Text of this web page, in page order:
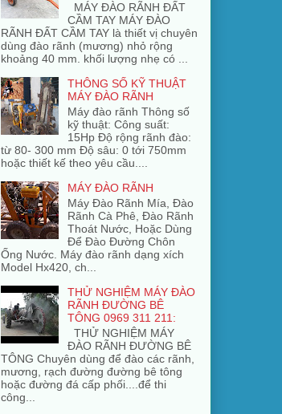
MÁY ĐÀO RÃNH ĐẤT
CẦM TAY MÁY ĐÀO
RÃNH ĐẤT CẦM TAY là thiết vị chuyên
dùng đào rãnh (mương) nhỏ rộng
khoảng 40 mm. khối lượng nhẹ có ...
THÔNG SỐ KỸ THUẬT
MÁY ĐÀO RÃNH
Máy đào rãnh Thông số
kỹ thuật: Công suất:
15Hp Độ rộng rãnh đào:
từ 80- 300 mm Độ sâu: 0 tới 750mm
hoặc thiết kế theo yêu cầu....
MÁY ĐÀO RÃNH
Máy Đào Rãnh Mía, Đào
Rãnh Cà Phê, Đào Rãnh
Thoát Nước, Hoặc Dùng
Để Đào Đường Chôn
Ống Nước. Máy đào rãnh dạng xích
Model Hx420, ch...
THỬ NGHIỆM MÁY ĐÀO
RÃNH ĐƯỜNG BÊ
TÔNG 0969 311 211:
THỬ NGHIỆM MÁY
ĐÀO RÃNH ĐƯỜNG BÊ
TÔNG Chuyên dùng để đào các rãnh,
mương, rạch đường đường bê tông
hoặc đường đá cấp phối....để thi
công...